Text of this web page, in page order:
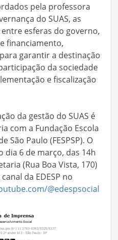
pela professora
do SUAS, as
esferas do governo,
financiamento,
garantir a destinação
da sociedade
e fiscalização
da gestão do SUAS é
com a Fundação Escola
São Paulo (FESPSP). O
dia 6 de março, das 14h
(Rua Boa Vista, 170)
da EDESP no
@edespsocial